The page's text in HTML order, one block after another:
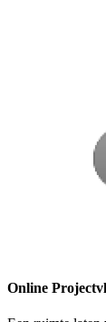
Online